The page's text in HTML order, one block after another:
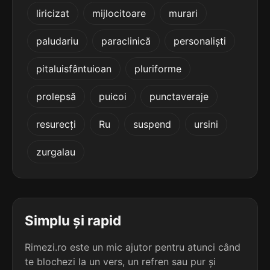
studiind
2 sil.
terminație: diind
radiind
terminație: diind
liricizat mijlocitoare murari
paludariu paraclinică personaliști
pitaluisfântuioan pluriforme
prolepsă puicoi punctaveraje
resurecți Ru suspend ursini
zurgalau
Simplu și rapid
Rimezi.ro este un mic ajutor pentru atunci când
te blochezi la un vers, un refren sau pur și